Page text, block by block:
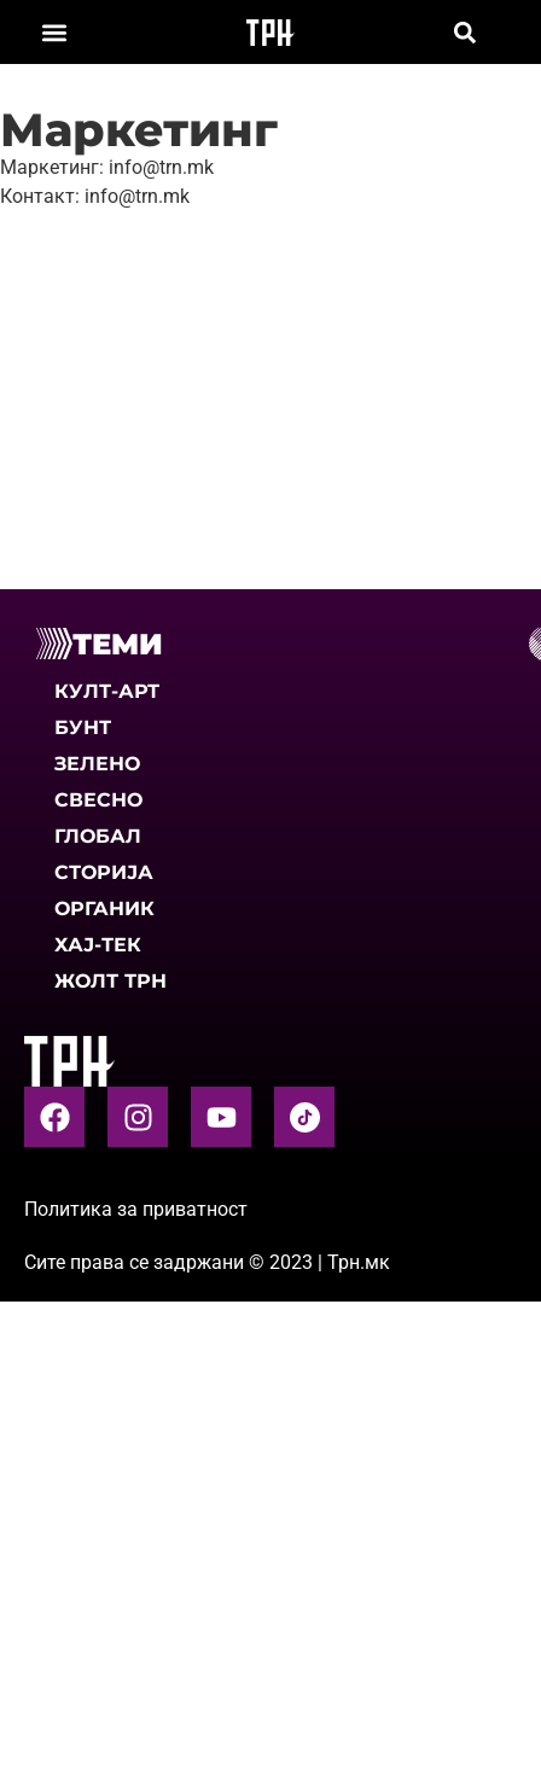
Маркетинг
Маркетинг: info@trn.mk
Контакт: info@trn.mk
ТЕМИ
КУЛТ-АРТ
БУНТ
ЗЕЛЕНО
СВЕСНО
ГЛОБАЛ
СТОРИЈА
ОРГАНИК
ХАЈ-ТЕК
ЖОЛТ ТРН
Политика за приватност
Сите права се задржани © 2023 | Трн.мк